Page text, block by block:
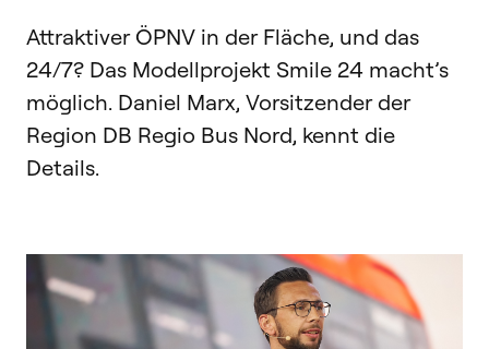
Attraktiver ÖPNV in der Fläche, und das
24/7? Das Modellprojekt Smile 24 macht’s
möglich. Daniel Marx, Vorsitzender der
Region DB Regio Bus Nord, kennt die
Details.